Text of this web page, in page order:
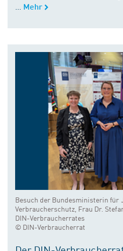
Mehr
Besuch der Bundesministerin für
Verbraucherschutz, Frau Dr.
DIN-Verbraucherrates
© DIN-Verbraucherrat